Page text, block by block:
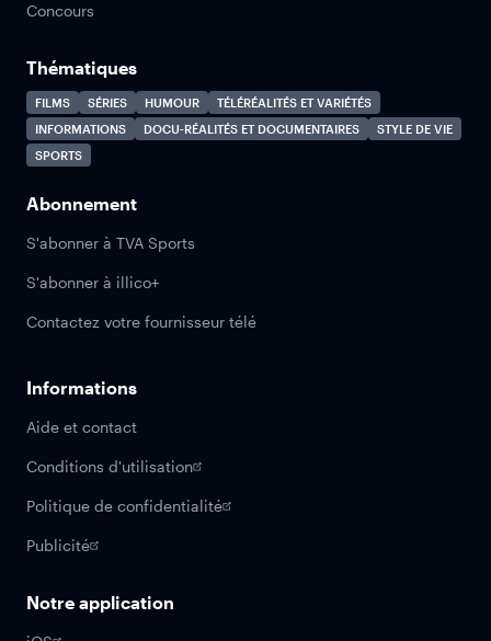
Concours
Thématiques
FILMS SÉRIES HUMOUR
TÉLÉRÉALITÉS ET VARIÉTÉS
INFORMATIONS
DOCU-RÉALITÉS ET DOCUMENTAIRES
STYLE DE VIE
SPORTS
Abonnement
S'abonner à TVA Sports
S'abonner à illico+
Contactez votre fournisseur télé
Informations
Aide et contact
Conditions d'utilisation
Politique de confidentialité
Publicité
Notre application